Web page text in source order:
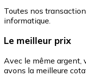
Toutes nos
informatique.
Le meilleur prix
Avec le même argent,
avons la meilleure